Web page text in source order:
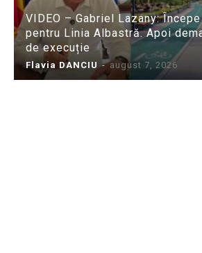
VIDEO – Gabriel Lazany:
pentru Linia Albastră. Apoi
de execuție
Flavia DANCIU - august 7, 2026